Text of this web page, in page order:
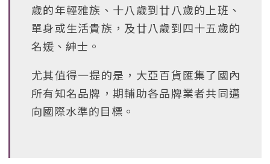
歲的年輕雅族、十八歲到廿八歲的上班、
單身或生活貴族，及廿八歲到四十五歲的
名媛、紳士。
尤其值得一提的是，大亞百貨匯集了國內
所有知名品牌，期輔助各品牌業者共同邁
向國際水準的目標。